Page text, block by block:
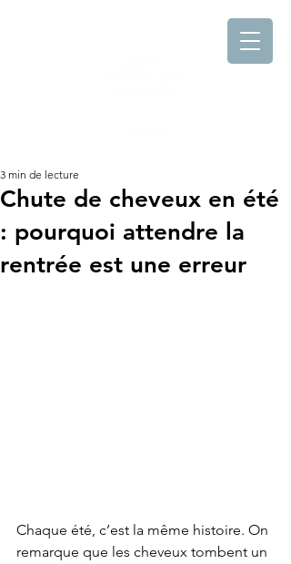
Chute de cheveux en été
: pourquoi attendre la
rentrée est une erreur
3 min de lecture
Chaque été, c’est la même histoire. On
remarque que les cheveux tombent un